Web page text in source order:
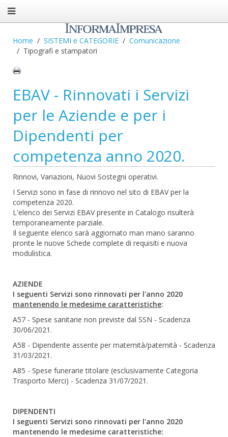
Home SISTEMI e CATEGORIE
Comunicazione
Tipografi e stampatori
EBAV - Rinnovati i Servizi
per le Aziende e per i
Dipendenti per
competenza anno 2020.
Rinnovi, Variazioni, Nuovi Sostegni operativi.
I Servizi sono in fase di rinnovo nel sito di EBAV per la
competenza 2020.
L'elenco dei Servizi EBAV presente in Catalogo risulterà
temporaneamente parziale.
Il seguente elenco sarà aggiornato man mano saranno
pronte le nuove Schede complete di requisiti e nuova
modulistica.
AZIENDE
I seguenti Servizi sono rinnovati per l'anno 2020
mantenendo le medesime caratteristiche:
A57 - Spese sanitarie non previste dal SSN - Scadenza
30/06/2021.
A58 - Dipendente assente per maternità/paternità - Scadenza
31/03/2021.
A85 - Spese funerarie titolare (esclusivamente Categoria
Trasporto Merci) - Scadenza 31/07/2021.
DIPENDENTI
I seguenti Servizi sono rinnovati per l'anno 2020
mantenendo le medesime caratteristiche: